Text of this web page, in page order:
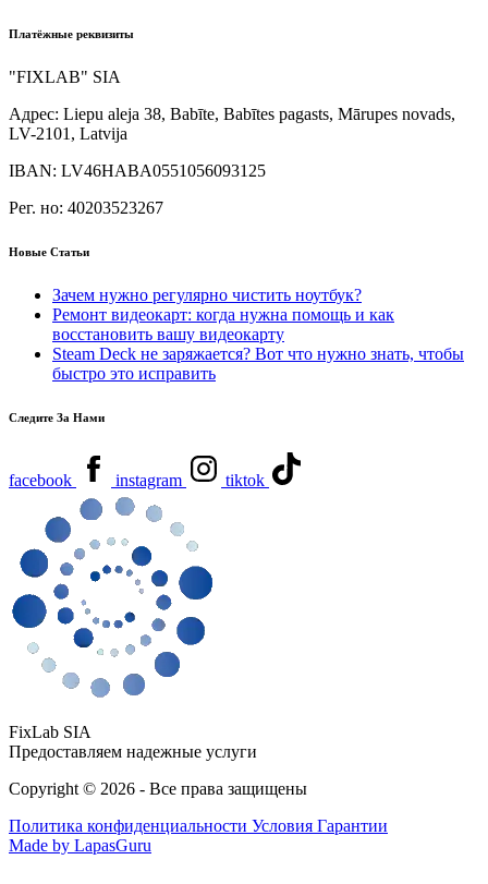
Платёжные реквизиты
"FIXLAB" SIA
Адрес: Liepu aleja 38, Babīte, Babītes pagasts, Mārupes novads,
LV-2101, Latvija
IBAN: LV46HABA0551056093125
Рег. но: 40203523267
Новые Статьи
Зачем нужно регулярно чистить ноутбук?
Ремонт видеокарт: когда нужна помощь и как
восстановить вашу видеокарту
Steam Deck не заряжается? Вот что нужно знать, чтобы
быстро это исправить
Следите За Нами
facebook instagram tiktok
FixLab SIA
Предоставляем надежные услуги
Copyright © 2026 - Все права защищены
Политика конфиденциальности Условия Гарантии
Made by LapasGuru